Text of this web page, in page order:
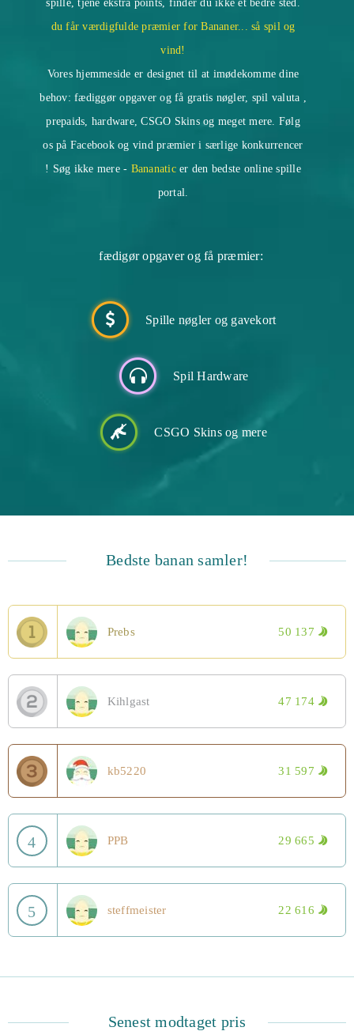
spille, tjene ekstra points, finder du ikke et bedre sted.
du får værdigfulde præmier for Bananer... så spil og
vind!
Vores hjemmeside er designet til at imødekomme dine
behov: fædiggør opgaver og få gratis nøgler, spil valuta ,
prepaids, hardware, CSGO Skins og meget mere. Følg
os på Facebook og vind præmier i særlige konkurrencer
! Søg ikke mere - Bananaticer den bedste online spille
portal.
fædigør opgaver og få præmier:
Spille nøgler og gavekort
Spil Hardware
CSGO Skins og mere
Bedste banan samler!
Prebs 50 137
Kihlgast 47 174
kb5220 31 597
4 PPB 29 665
5 steffmeister 22 616
Senest modtaget pris